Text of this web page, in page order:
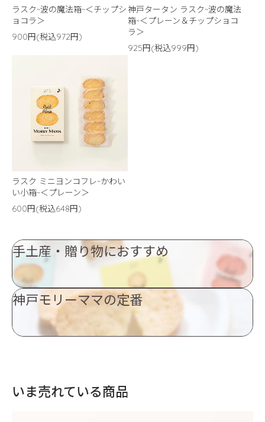
ラスク~波の魔法箱~＜チップシ
ョコラ＞
900円(税込972円)
神戸タータン ラスク~波の魔法
箱~＜プレーン＆チップショコ
ラ＞
925円(税込999円)
ラスク ミニヨンコフレ~かわい
い小箱~＜プレーン＞
600円(税込648円)
手土産・贈り物におすすめ
神戸モリーママの定番
いま売れている商品